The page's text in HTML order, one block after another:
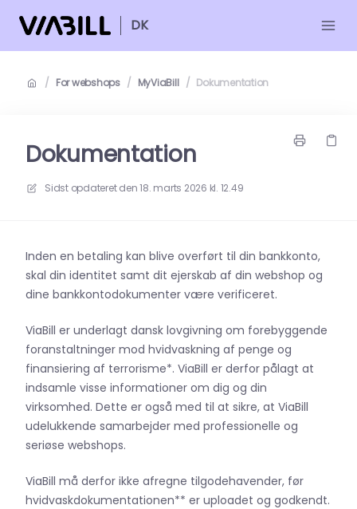
DK
/ For webshops / MyViaBill / Dokumentation
Dokumentation
Sidst opdateret den18. marts 2026 kl. 12.49
Inden en betaling kan blive overført til din bankkonto,
skal din identitet samt dit ejerskab af din webshop og
dine bankkontodokumenter være verificeret.
ViaBill er underlagt dansk lovgivning om forebyggende
foranstaltninger mod hvidvaskning af penge og
finansiering af terrorisme*. ViaBill er derfor pålagt at
indsamle visse informationer om dig og din
virksomhed. Dette er også med til at sikre, at ViaBill
udelukkende samarbejder med professionelle og
seriøse webshops.
ViaBill må derfor ikke afregne tilgodehavender, før
hvidvaskdokumentationen** er uploadet og godkendt.